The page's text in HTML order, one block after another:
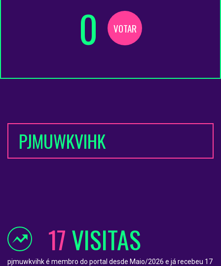
0 VOTAR
PJMUWKVIHK
17VISITAS
pjmuwkvihk é membro do portal desde Maio/2026 e já recebeu 17